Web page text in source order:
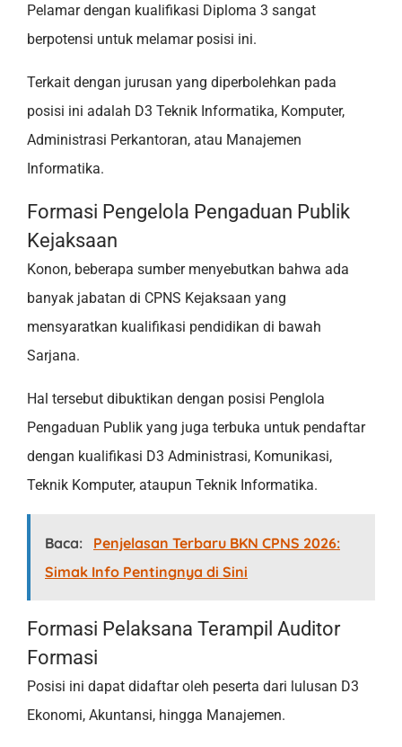
Pelamar dengan kualifikasi Diploma 3 sangat
berpotensi untuk melamar posisi ini.
Terkait dengan jurusan yang diperbolehkan pada
posisi ini adalah D3 Teknik Informatika, Komputer,
Administrasi Perkantoran, atau Manajemen
Informatika.
Formasi Pengelola Pengaduan Publik
Kejaksaan
Konon, beberapa sumber menyebutkan bahwa ada
banyak jabatan di CPNS Kejaksaan yang
mensyaratkan kualifikasi pendidikan di bawah
Sarjana.
Hal tersebut dibuktikan dengan posisi Penglola
Pengaduan Publik yang juga terbuka untuk pendaftar
dengan kualifikasi D3 Administrasi, Komunikasi,
Teknik Komputer, ataupun Teknik Informatika.
Baca:
Penjelasan Terbaru BKN CPNS 2026:
Simak Info Pentingnya di Sini
Formasi Pelaksana Terampil Auditor
Formasi
Posisi ini dapat didaftar oleh peserta dari lulusan D3
Ekonomi, Akuntansi, hingga Manajemen.